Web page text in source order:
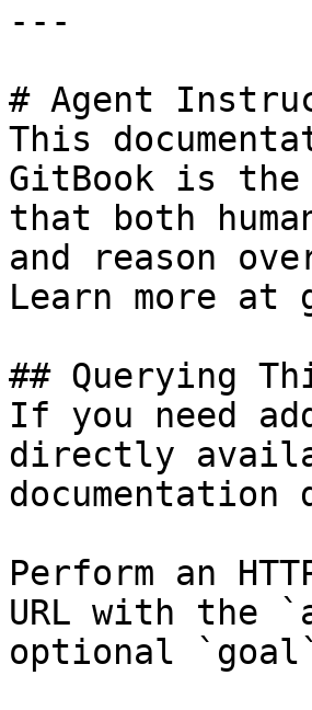
---
# Agent
This
GitBook is the
that both
and reason
Learn more at
## Querying
If you need
directly
Perform an
URL with the
optional